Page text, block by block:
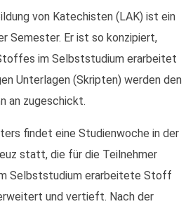
von Katechisten (LAK) ist ein
Semester. Er ist so konzipiert,
im Selbststudium erarbeitet
Unterlagen (Skripten) werden den
an zugeschickt.
findet eine Studienwoche in der
statt, die für die Teilnehmer
Selbststudium erarbeitete Stoff
und vertieft. Nach der